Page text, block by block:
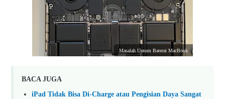
Masalah Umum Baterai MacBook
BACA JUGA
iPad Tidak Bisa Di-Charge atau Pengisian Daya Sangat